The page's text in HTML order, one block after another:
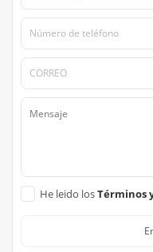
He leido losTérminos